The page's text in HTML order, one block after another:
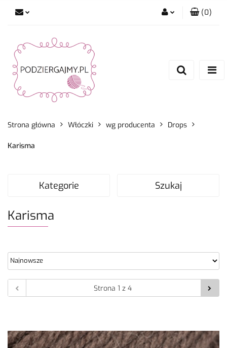
(0)
Strona główna Włóczki wg producenta Drops
Karisma
Kategorie Szukaj
Karisma